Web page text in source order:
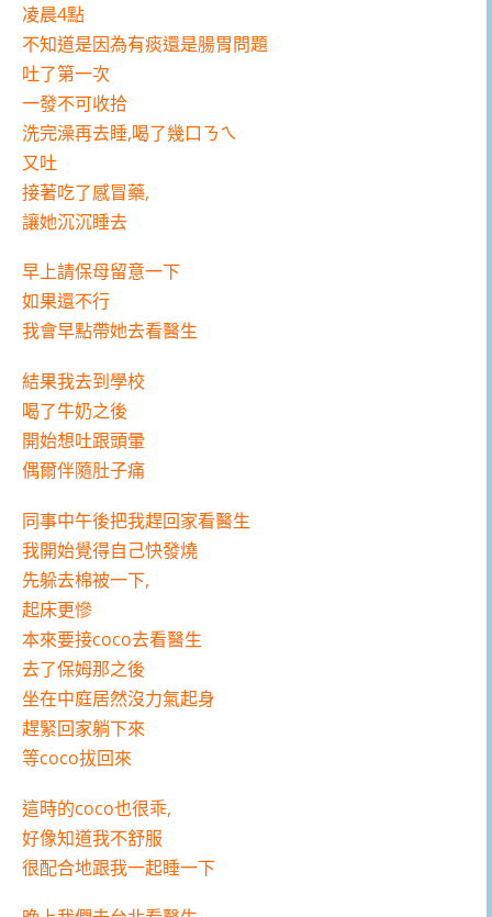
凌晨4點
不知道是因為有痰還是腸胃問題
吐了第一次
一發不可收拾
洗完澡再去睡,喝了幾口ㄋㄟ
又吐
接著吃了感冒藥,
讓她沉沉睡去
早上請保母留意一下
如果還不行
我會早點帶她去看醫生
結果我去到學校
喝了牛奶之後
開始想吐跟頭暈
偶爾伴隨肚子痛
同事中午後把我趕回家看醫生
我開始覺得自己快發燒
先躲去棉被一下,
起床更慘
本來要接coco去看醫生
去了保姆那之後
坐在中庭居然沒力氣起身
趕緊回家躺下來
等coco拔回來
這時的coco也很乖,
好像知道我不舒服
很配合地跟我一起睡一下